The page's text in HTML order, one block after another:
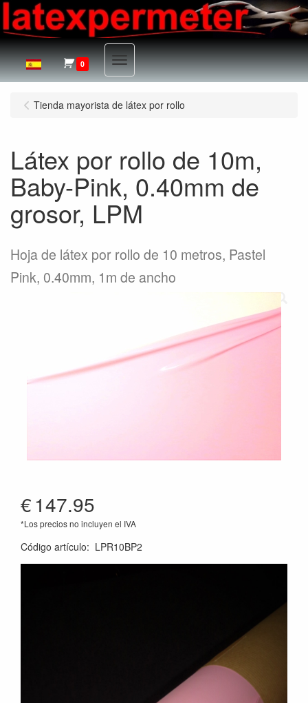
0 Menu
Tienda mayorista de látex por rollo
Látex por rollo de 10m,
Baby-Pink, 0.40mm de
grosor, LPM
Hoja de látex por rollo de 10 metros, Pastel
Pink, 0.40mm, 1m de ancho
€147.95
*Los precios no incluyen el IVA
Código artículo: LPR10BP2